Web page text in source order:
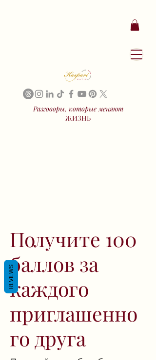
Разговоры, которые меняют
ЖИЗНЬ
Получите 100
баллов за
каждого
приглашенно
го друга
REVIEWS